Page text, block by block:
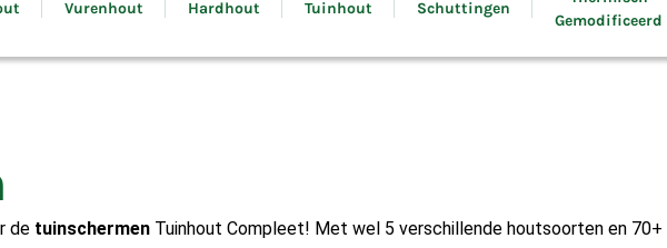
Vurenhout Hardhout Tuinhout Schuttingen
Gemodificeerd
de tuinschermen Tuinhout Compleet! Met wel 5 verschillende houtsoorten en 70+